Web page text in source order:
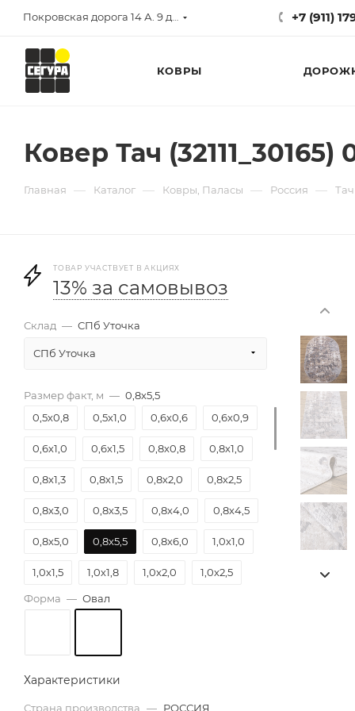
+7 (911)
КОВРЫ
Ковер Тач (32111_30165)
Главная — Каталог — Ковры, Паласы — Россия — Тач
ТОВАР УЧАСТВУЕТ В АКЦИЯХ
13% за самовывоз
Склад — СПб Уточка
СПб Уточка
Размер факт, м — 0,8х5,5
0,5х0,8
0,5х1,0 0,6х0,6 0,6х0,9
0,6х1,0 0,6х1,5 0,8х0,8 0,8х1,0
0,8х1,3 0,8х1,5 0,8х2,0 0,8х2,5
0,8х3,0 0,8х3,5 0,8х4,0 0,8х4,5
0,8х5,0 0,8х5,5 0,8х6,0 1,0х1,0
1,0х1,5 1,0х1,8 1,0х2,0 1,0х2,5
1,0х3,0 1,0х3,5
Форма — Овал
Характеристики
Страна производства — РОССИЯ